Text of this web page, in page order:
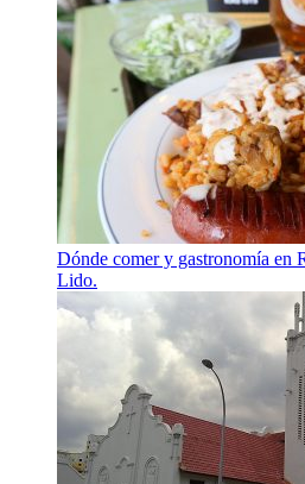
Dónde comer y gastronomía en
Lido.